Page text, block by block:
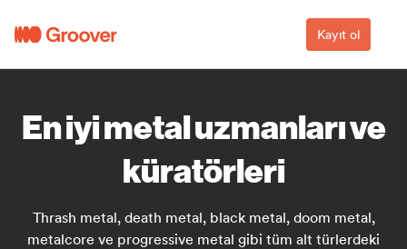
Kayıt ol
En iyi metal uzmanları ve
küratörleri
Thrash metal, death metal, black metal, doom metal,
metalcore ve progressive metal gibi tüm alt türlerdeki